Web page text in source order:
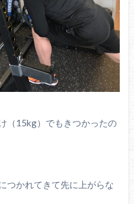
（15kg）でもきつかったの
つかれてきて先に上がらな